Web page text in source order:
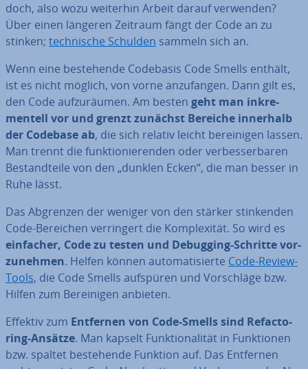
doch, also wozu weiterhin Arbeit darauf verwenden?
Über einen längeren Zeitraum fängt der Code an zu
stinken; tech­ni­sche Schulden sammeln sich an.
Wenn eine be­stehen­de Codebasis Code Smells enthält,
ist es nicht möglich, von vorne an­zu­fan­gen. Dann gilt es,
den Code auf­zu­räu­men. Am besten geht man in­kre­
men­tell vor und grenzt zunächst Bereiche innerhalb
der Codebase ab, die sich relativ leicht be­rei­ni­gen lassen.
Man trennt die funk­tio­nie­ren­den oder ver­bes­ser­ba­ren
Be­stand­tei­le von den „dunklen Ecken“, die man besser in
Ruhe lässt.
Das Abgrenzen der weniger von den stärker stin­ken­den
Code-Bereichen ver­rin­gert die Kom­ple­xi­tät. So wird es
einfacher, Code zu testen und Debugging-Schritte vor­
zu­neh­men. Helfen können au­to­ma­ti­sier­te Code-Review-
Tools, die Code Smells aufspüren und Vor­schlä­ge bzw.
Hilfen zum Be­rei­ni­gen anbieten.
Effektiv zum Entfernen von Code-Smells sind Re­fac­to­
ring-Ansätze. Man kapselt Funk­tio­na­li­tät in Funk­tio­nen
bzw. spaltet be­stehen­de Funktion auf. Das Entfernen